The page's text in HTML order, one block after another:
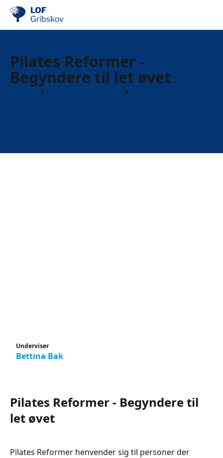
Pilates Reformer -
Begyndere til let øvet
Underviser
Bettina Bak
Pilates Reformer - Begyndere til
let øvet
Pilates Reformer henvender sig til personer der